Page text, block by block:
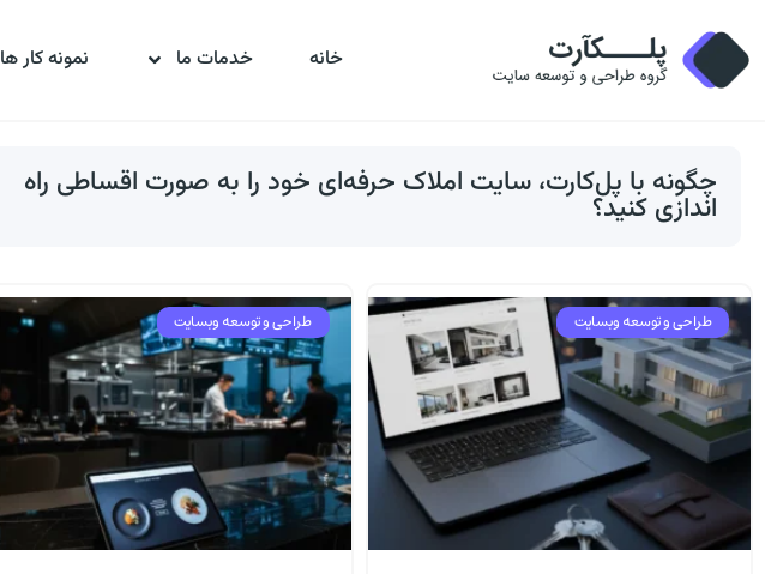
خانه خدمات ما نمونه کار ها
چگونه با پل‌کارت، سایت املاک حرفه‌ای خود را به صورت اقساطی راه
اندازی کنید؟
طراحی و توسعه وبسایت طراحی و توسعه وبسایت